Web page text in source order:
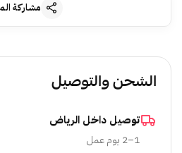
مشاركة
الشحن والتوصيل
توصيل داخل الرياض
1–2 يوم عمل